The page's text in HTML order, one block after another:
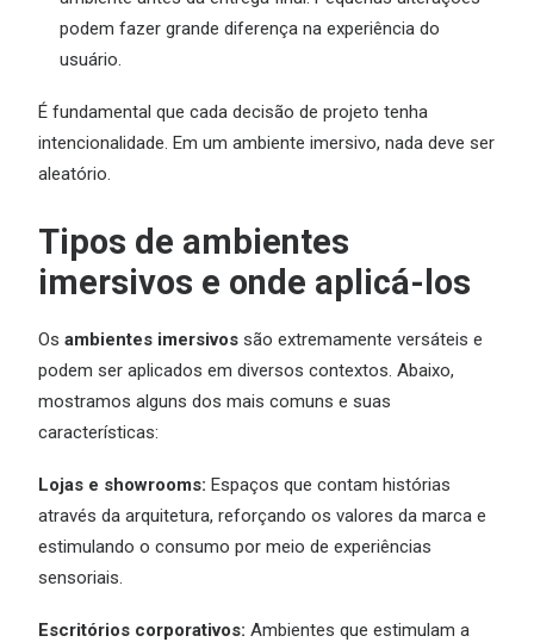
podem fazer grande diferença na experiência do
usuário.
É fundamental que cada decisão de projeto tenha
intencionalidade. Em um ambiente imersivo, nada deve ser
aleatório.
Tipos de ambientes
imersivos e onde aplicá-los
Os ambientes imersivos são extremamente versáteis e
podem ser aplicados em diversos contextos. Abaixo,
mostramos alguns dos mais comuns e suas
características:
Lojas e showrooms: Espaços que contam histórias
através da arquitetura, reforçando os valores da marca e
estimulando o consumo por meio de experiências
sensoriais.
Escritórios corporativos: Ambientes que estimulam a